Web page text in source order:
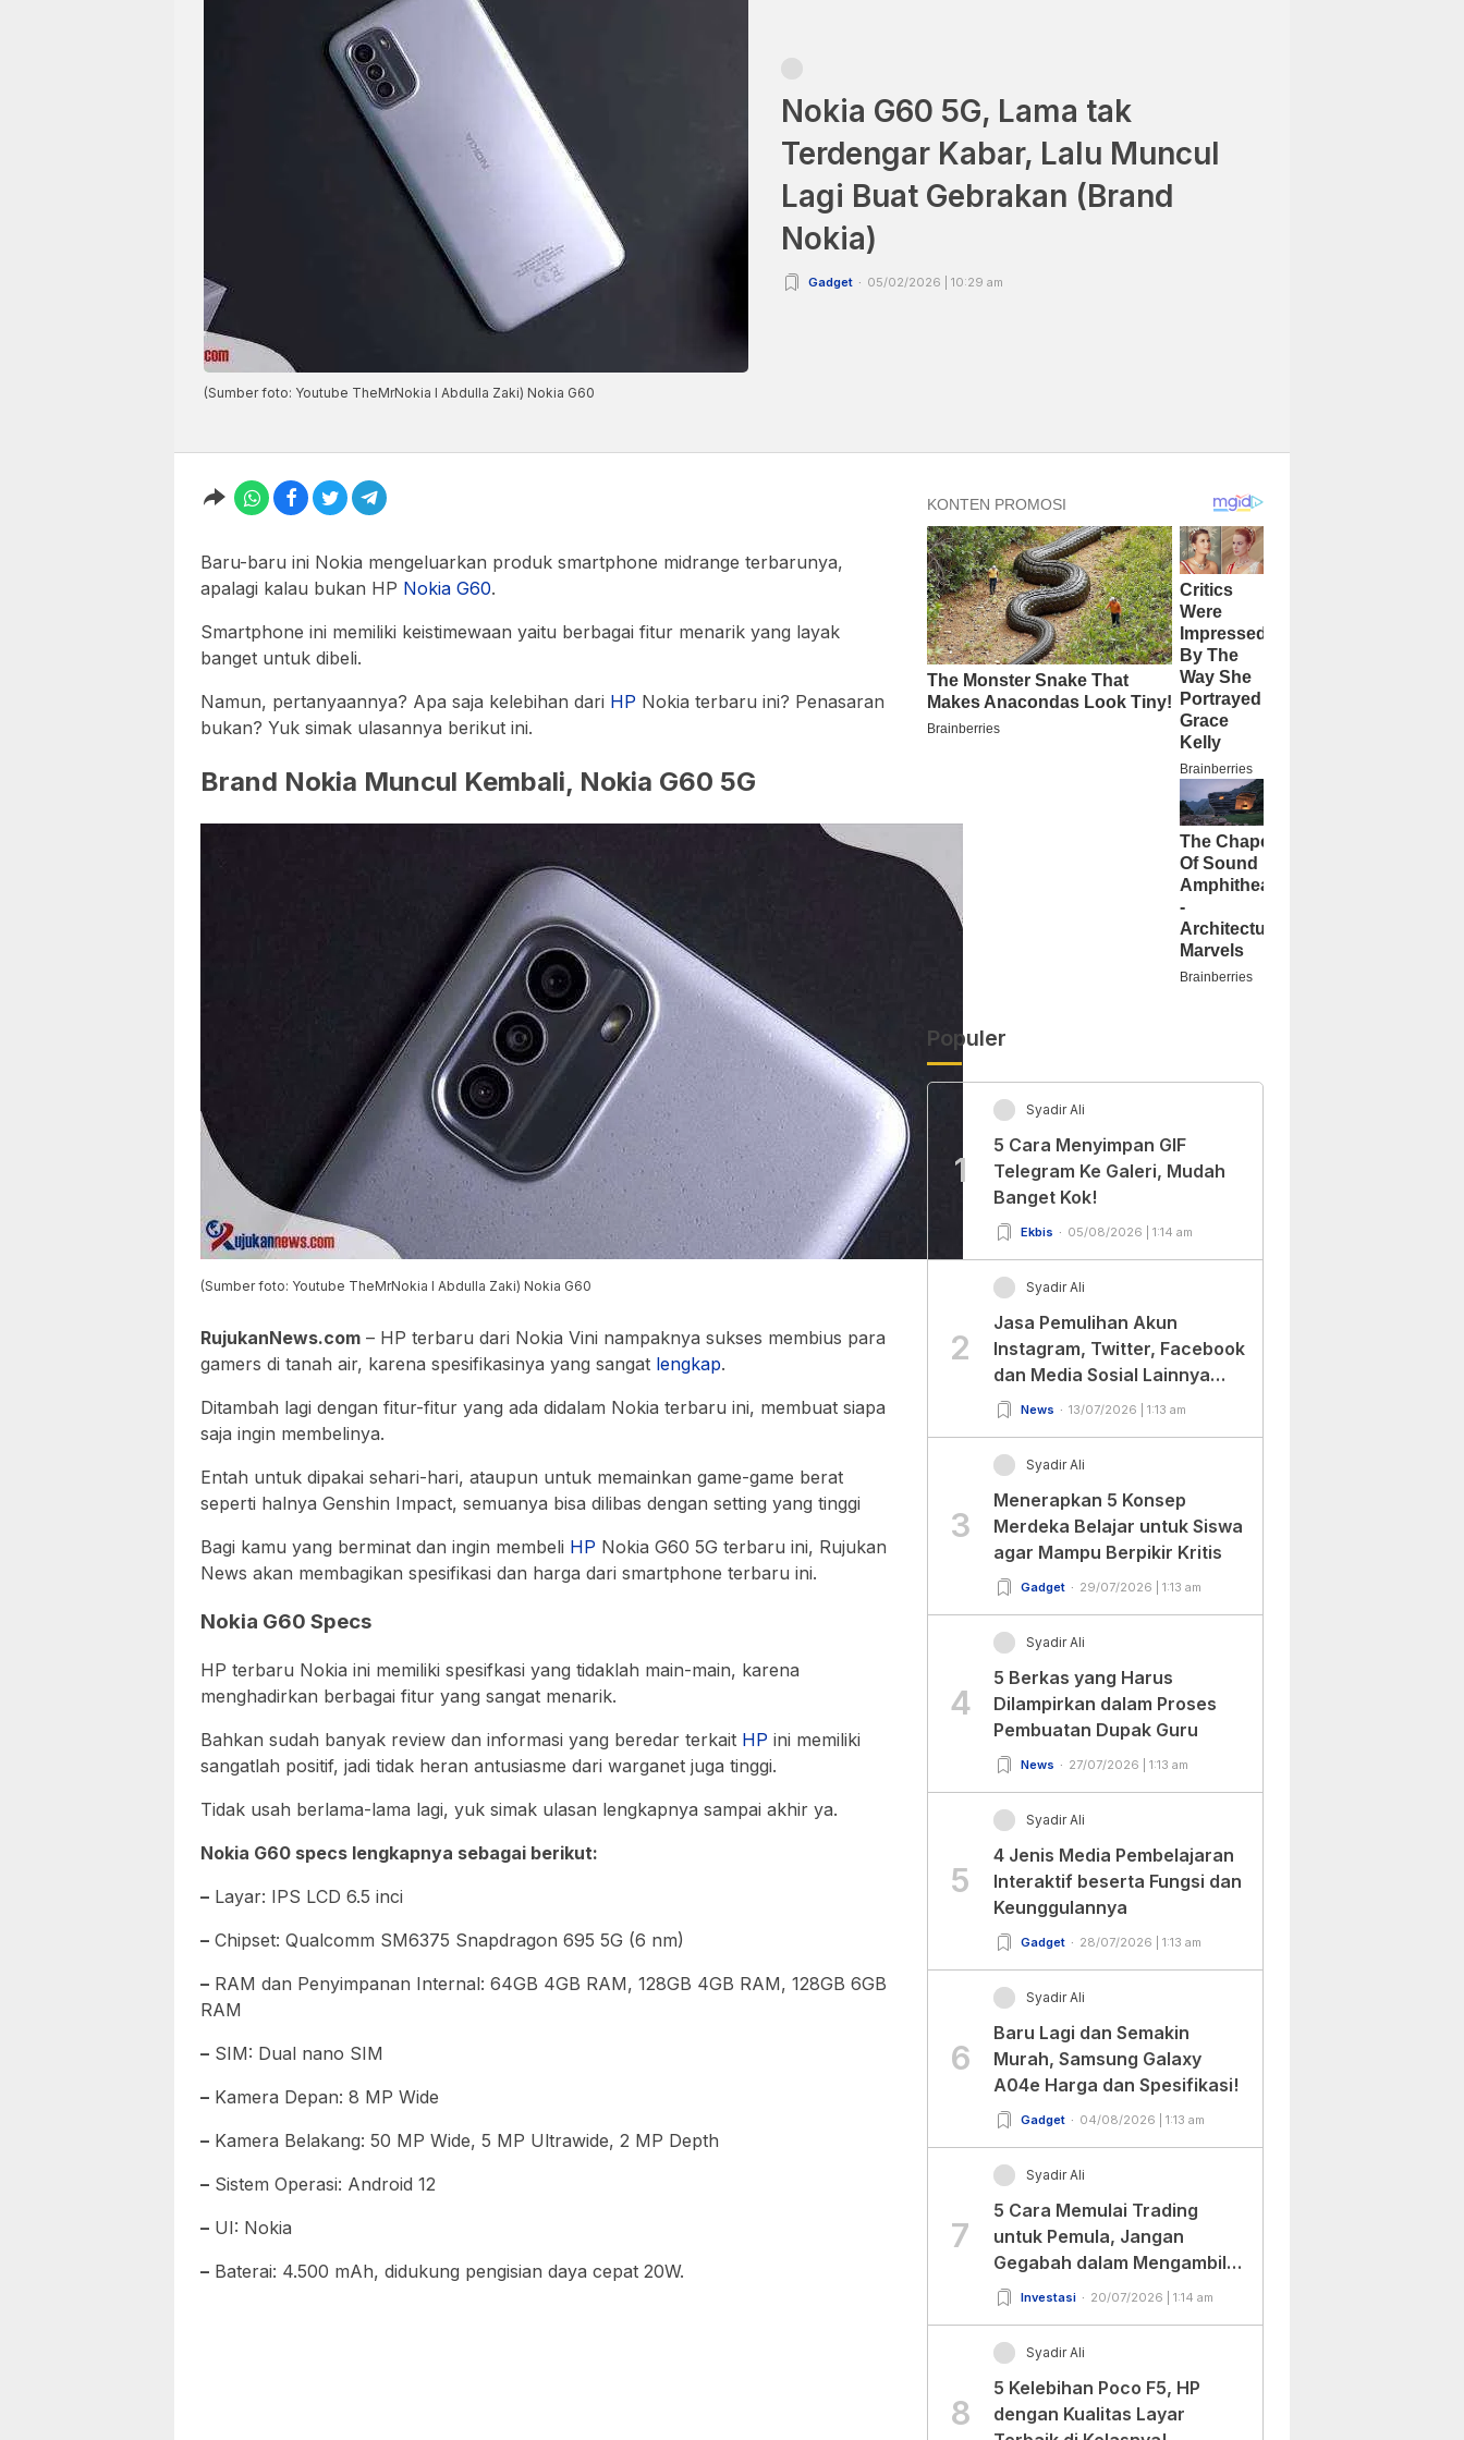
(Sumber foto: Youtube TheMrNokia I Abdulla Zaki) Nokia G60
Nokia G60 5G, Lama tak
Terdengar Kabar, Lalu Muncul
Lagi Buat Gebrakan (Brand
Nokia)
Gadget 05/02/2026 | 10:29 am
Baru-baru ini Nokia mengeluarkan produk smartphone midrange terbarunya,
apalagi kalau bukan HP Nokia G60.
Smartphone ini memiliki keistimewaan yaitu berbagai fitur menarik yang layak
banget untuk dibeli.
Namun, pertanyaannya? Apa saja kelebihan dari HP Nokia terbaru ini? Penasaran
bukan? Yuk simak ulasannya berikut ini.
Brand Nokia Muncul Kembali, Nokia G60 5G
(Sumber foto: Youtube TheMrNokia I Abdulla Zaki) Nokia G60
RujukanNews.com – HP terbaru dari Nokia Vini nampaknya sukses membius para
gamers di tanah air, karena spesifikasinya yang sangat lengkap.
Ditambah lagi dengan fitur-fitur yang ada didalam Nokia terbaru ini, membuat siapa
saja ingin membelinya.
Entah untuk dipakai sehari-hari, ataupun untuk memainkan game-game berat
seperti halnya Genshin Impact, semuanya bisa dilibas dengan setting yang tinggi
Bagi kamu yang berminat dan ingin membeli HP Nokia G60 5G terbaru ini, Rujukan
News akan membagikan spesifikasi dan harga dari smartphone terbaru ini.
Nokia G60 Specs
HP terbaru Nokia ini memiliki spesifkasi yang tidaklah main-main, karena
menghadirkan berbagai fitur yang sangat menarik.
Bahkan sudah banyak review dan informasi yang beredar terkait HP ini memiliki
sangatlah positif, jadi tidak heran antusiasme dari warganet juga tinggi.
Tidak usah berlama-lama lagi, yuk simak ulasan lengkapnya sampai akhir ya.
Nokia G60 specs lengkapnya sebagai berikut:
– Layar: IPS LCD 6.5 inci
– Chipset: Qualcomm SM6375 Snapdragon 695 5G (6 nm)
– RAM dan Penyimpanan Internal: 64GB 4GB RAM, 128GB 4GB RAM, 128GB 6GB
RAM
– SIM: Dual nano SIM
– Kamera Depan: 8 MP Wide
– Kamera Belakang: 50 MP Wide, 5 MP Ultrawide, 2 MP Depth
– Sistem Operasi: Android 12
– UI: Nokia
– Baterai: 4.500 mAh, didukung pengisian daya cepat 20W.
Populer
1
Syadir Ali
5 Cara Menyimpan GIF
Telegram Ke Galeri, Mudah
Banget Kok!
Ekbis 05/08/2026 | 1:14 am
2
Syadir Ali
Jasa Pemulihan Akun
Instagram, Twitter, Facebook
dan Media Sosial Lainnya
(Update Terbaru 2022)
News 13/07/2026 | 1:13 am
3
Syadir Ali
Menerapkan 5 Konsep
Merdeka Belajar untuk Siswa
agar Mampu Berpikir Kritis
Gadget 29/07/2026 | 1:13 am
4
Syadir Ali
5 Berkas yang Harus
Dilampirkan dalam Proses
Pembuatan Dupak Guru
News 27/07/2026 | 1:13 am
5
Syadir Ali
4 Jenis Media Pembelajaran
Interaktif beserta Fungsi dan
Keunggulannya
Gadget 28/07/2026 | 1:13 am
6
Syadir Ali
Baru Lagi dan Semakin
Murah, Samsung Galaxy
A04e Harga dan Spesifikasi!
Gadget 04/08/2026 | 1:13 am
7
Syadir Ali
5 Cara Memulai Trading
untuk Pemula, Jangan
Gegabah dalam Mengambil
Keputusan!
Investasi 20/07/2026 | 1:14 am
8
Syadir Ali
5 Kelebihan Poco F5, HP
dengan Kualitas Layar